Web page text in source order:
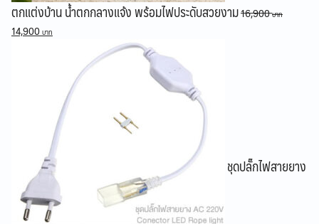
ตกแต่งบ้าน น้ำตกกลางแจ้ง พร้อมไฟประดับสวยงาม16,900
Original
14,900
14,900 ฿.
ชุดปลั๊กไฟสายยาง